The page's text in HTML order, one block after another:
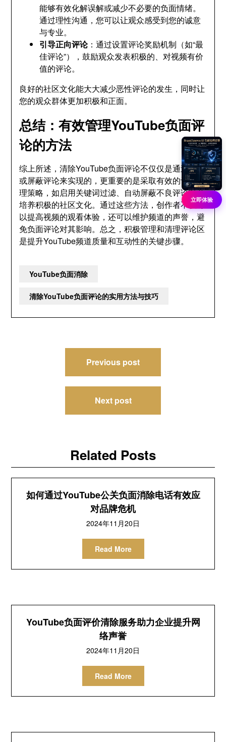
能够有效化解误解或减少不必要的负面情绪。
通过理性沟通，您可以让观众感受到您的诚意
与专业。
引导正向评论：通过设置评论奖励机制（如“最
佳评论”），鼓励观众发表积极的、对视频有价
值的评论。
良好的社区文化能大大减少恶性评论的发生，同时让
您的观众群体更加积极和正面。
总结：有效管理YouTube负面评
论的方法
综上所述，清除YouTube负面评论不仅仅是通过删除
或屏蔽评论来实现的，更重要的是采取有效的评论管
理策略，如启用关键词过滤、自动屏蔽不良评论以及
培养积极的社区文化。通过这些方法，创作者不仅可
以提高视频的观看体验，还可以维护频道的声誉，避
免负面评论对其影响。总之，积极管理和清理评论区
是提升YouTube频道质量和互动性的关键步骤。
YouTube负面消除
清除YouTube负面评论的实用方法与技巧
Previous post
Next post
Related Posts
如何通过YouTube公关负面消除电话有效应
对品牌危机
2024年11月20日
Read More
YouTube负面评价清除服务助力企业提升网
络声誉
2024年11月20日
Read More
立即体验